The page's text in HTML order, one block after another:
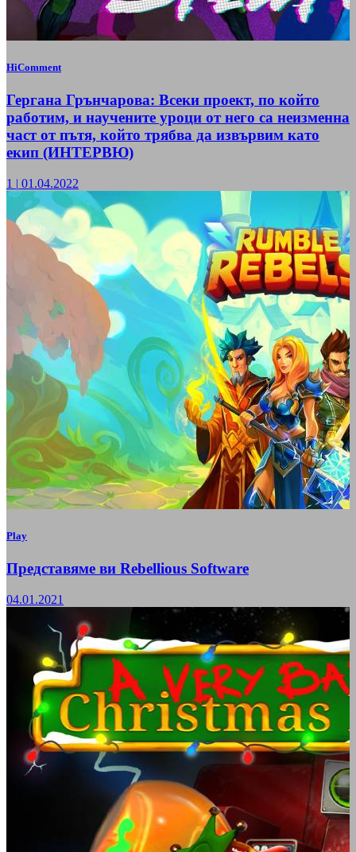
HiComment
Гергана Грънчарова: Всеки проект, по който
работим, и научените уроци от него са неизменна
част от пътя, който трябва да извървим като
екип (ИНТЕРВЮ)
1 | 01.04.2022
Play
Представяме ви Rebellious Software
04.01.2021